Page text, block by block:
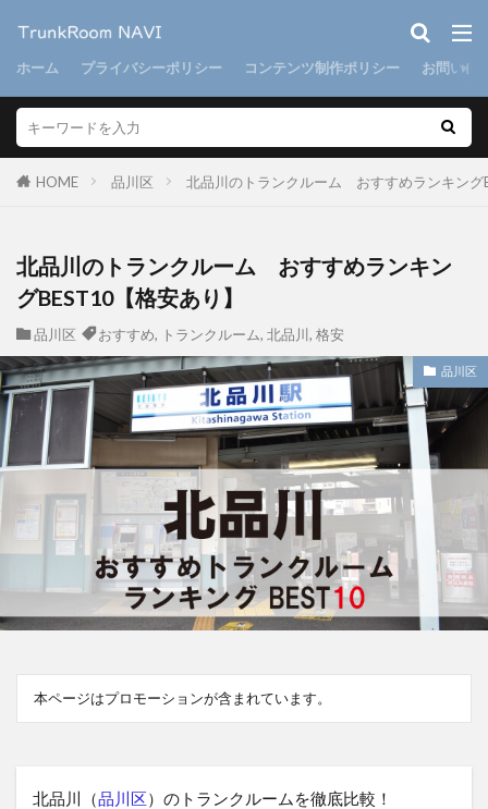
ホーム プライバシーポリシー コンテンツ制作ポリシー お問い合
HOME 品川区 北品川のトランクルーム おすすめランキング
北品川のトランクルーム おすすめランキン
グBEST10【格安あり】
品川区 おすすめ, トランクルーム, 北品川, 格安
品川区
本ページはプロモーションが含まれています。
北品川（品川区）のトランクルームを徹底比較！